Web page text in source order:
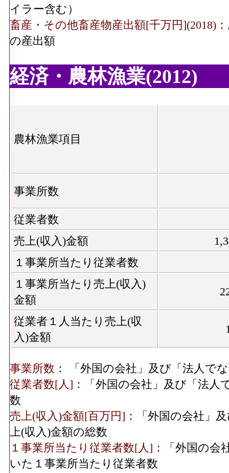
イラー含む）
畜産・その他畜産物産出額[千万円](2018)
の産出額
経済・農林漁業(2012)
農林漁業項目
事業所数
従業者数
売上(収入)金額
１事業所当たり従業者数
１事業所当たり売上(収入)
金額
従業者１人当たり売上(収
入)金額
事業所数 ： 「外国の会社」及び「法人で
従業者数[人] ：「外国の会社」及び「法
数
売上(収入)金額[百万円] ：「外国の会社」
上(収入)金額の総数
１事業所当たり従業者数[人] ：「外国の会
いた１事業所当たり従業者数